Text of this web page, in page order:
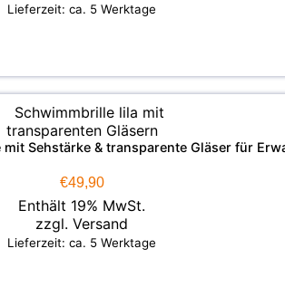
Lieferzeit: ca. 5 Werktage
Sehstärke & transparente Gläser für
€49,90
Enthält 19% MwSt.
zzgl. Versand
Lieferzeit: ca. 5 Werktage